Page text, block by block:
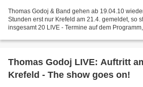
Thomas Godoj & Band gehen ab 19.04.10
Stunden erst nur Krefeld am 21.4. gemeldet, so
insgesamt 20 LIVE - Termine auf dem
Thomas Godoj LIVE: Auftritt
Krefeld - The show goes on!